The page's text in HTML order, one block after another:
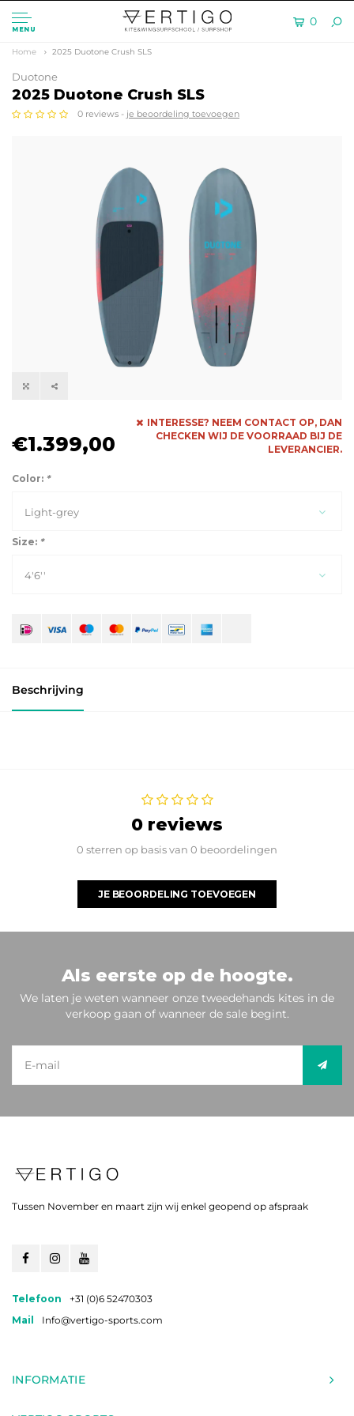
MENU
0
Home 2025 Duotone Crush SLS
Duotone
2025 Duotone Crush SLS
0 reviews - je beoordeling toevoegen
€1.399,00
INTERESSE? NEEM CONTACT OP, DAN
CHECKEN WIJ DE VOORRAAD BIJ DE
LEVERANCIER.
Color: *
Light-grey
Size: *
4'6''
Beschrijving
0 reviews
0 sterren op basis van 0 beoordelingen
JE BEOORDELING TOEVOEGEN
Als eerste op de hoogte.
We laten je weten wanneer onze tweedehands kites in de
verkoop gaan of wanneer de sale begint.
Tussen November en maart zijn wij enkel geopend op afspraak
Telefoon
+31 (0)6 52470303
Mail
Info@vertigo-sports.com
INFORMATIE